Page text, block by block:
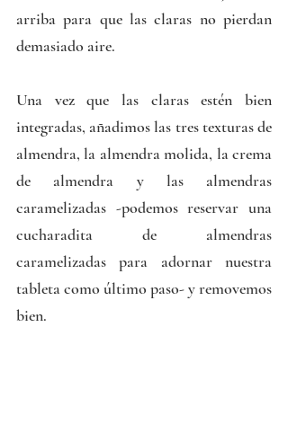
arriba para que las claras no pierdan
demasiado aire.
Una vez que las claras estén bien
integradas, añadimos las tres texturas de
almendra, la almendra molida, la crema
de almendra y las almendras
caramelizadas -podemos reservar una
cucharadita de almendras
caramelizadas para adornar nuestra
tableta como último paso- y removemos
bien.